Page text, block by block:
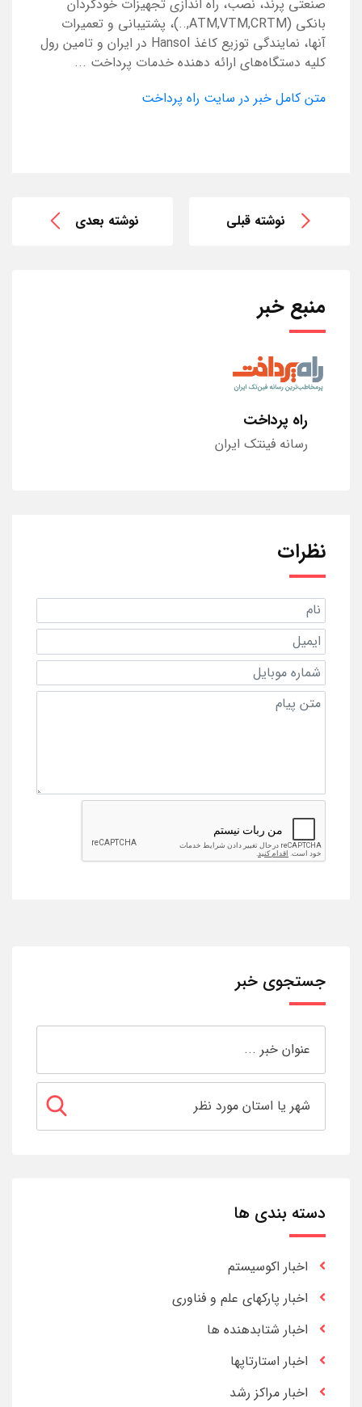
صنعتی پرند، نصب، راه اندازی تجهیزات خودگردان
بانکی (ATM,VTM,CRTM,..)، پشتیبانی و تعمیرات
آنها، نمایندگی توزیع کاغذ Hansol در ایران و تامین رول
کلیه دستگاه‌های ارائه دهنده خدمات پرداخت ...
متن کامل خبر در سایت راه پرداخت
نوشته قبلی نوشته بعدی
منبع خبر
راه پرداخت
رسانه فینتک ایران
نظرات
جستجوی خبر
دسته بندی ها
اخبار اکوسیستم
اخبار پارکهای علم و فناوری
اخبار شتابدهنده ها
اخبار استارتاپها
اخبار مراکز رشد